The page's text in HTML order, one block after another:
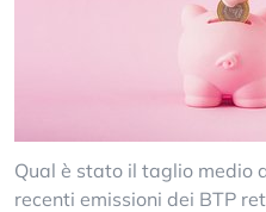
Qual è stato il taglio medio
recenti emissioni dei BTP